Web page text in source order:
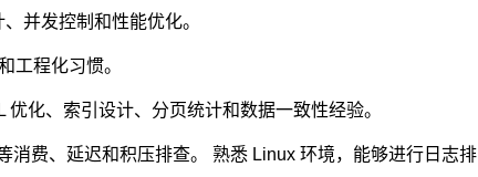
并发控制和性能优化。
工程化习惯。
化、索引设计、分页统计和数据一致性经验。
消费、延迟和积压排查。 熟悉 Linux 环境，能够进行日志排